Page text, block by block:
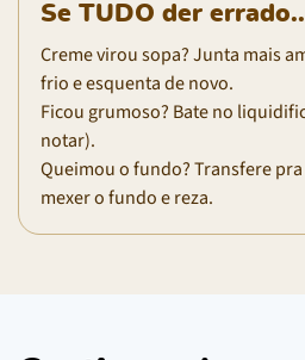
Se TUDO der
Creme virou sopa? Junta mais
frio e esquenta de novo.
Ficou grumoso? Bate no
notar).
Queimou o fundo? Transfere
mexer o fundo e reza.